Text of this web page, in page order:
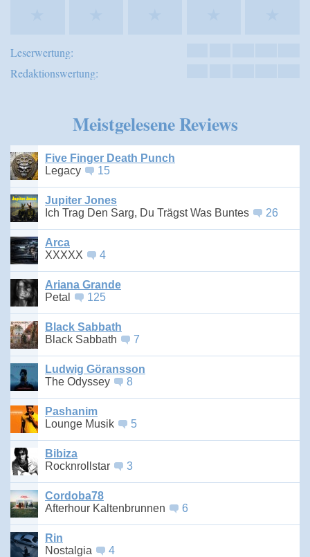
Leserwertung:
Redaktionswertung:
Meistgelesene Reviews
Five Finger Death Punch
Legacy
15
Jupiter Jones
Ich Trag Den Sarg, Du Trägst Was Buntes
26
Arca
XXXXX
4
Ariana Grande
Petal
125
Black Sabbath
Black Sabbath
7
Ludwig Göransson
The Odyssey
8
Pashanim
Lounge Musik
5
Bibiza
Rocknrollstar
3
Cordoba78
Afterhour Kaltenbrunnen
6
Rin
Nostalgia
4